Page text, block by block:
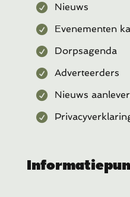
Nieuws
Evenementen
Dorpsagenda
Adverteerders
Nieuws